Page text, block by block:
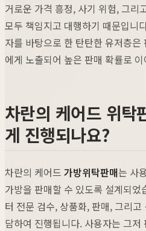
거로운 가격 흥정, 사기 위험, 그리
모두 책임지고 대행하기 때문입니
자를 바탕으로 한 탄탄한 유저층
에게 노출되어 높은 판매 확률로
차란의 케어드 위탁
게 진행되나요?
차란의 케어드 가방위탁판매는 사
가방을 판매할 수 있도록 설계되
터 전문 검수, 상품화, 판매, 그리
담하여 진행됩니다. 사용자는 그